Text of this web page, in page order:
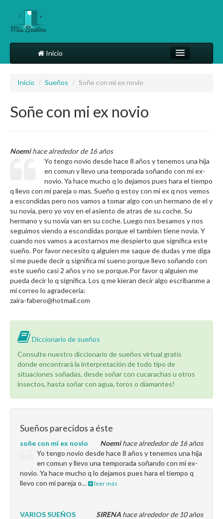
Inicio
Más
Inicio / Sueños / Soñe con mi ex novio
Soñe con mi ex novio
Noemihace alrededor de 16 años
Yo tengo novio desde hace 8 años y tenemos una hija
en comun y llevo una temporada soñando con mi ex-
novio. Ya hace mucho q lo dejamos pues hara el tiempo
q llevo con mi pareja o mas. Sueño q estoy con mi ex q nos vemos
a escondidas pero nos vamos a tomar algo con un hermano de el y
su novia, pero yo voy en el asiento de atras de su coche. Su
hermano y su novia van en su coche. Luego nos besamos y nos
seguimos viendo a escondidas porque el tambien tiene novia. Y
cuando nos vamos a acostarnos me despierto que significa este
sueño. Por favor necesito q alguien me saque de dudas y me diga
si me puede decir q significa mi sueno porque llevo soñando con
este sueño casi 2 años y no se porque.Por favor q alguien me
pueda decir lo q significa. Los q me kieran decir algo escribanme a
mi correo lo agradeceria:
zaira-fabero@hotmail.com
Diccionario de sueños
Consulte nuestro diccionario de sueños virtual gratis
donde encontrará la interpretación de todo tipo de
situaciones soñadas, desde soñar con cucarachas u otros
insectos, hasta soñar con agua, toros o diamantes!
Sueños parecidos a éste
Noemihace alrededor de 16 años
soñe con mi ex novio
Yo tengo novio desde hace 8 años y tenemos una hija
en comun y llevo una temporada soñando con mi ex-
novio. Ya hace mucho q lo dejamos pues hara el tiempo q
llevo con mi pareja o…
leer más
SIRENA hace alrededor de 10 años
VARIOS SUEÑOS